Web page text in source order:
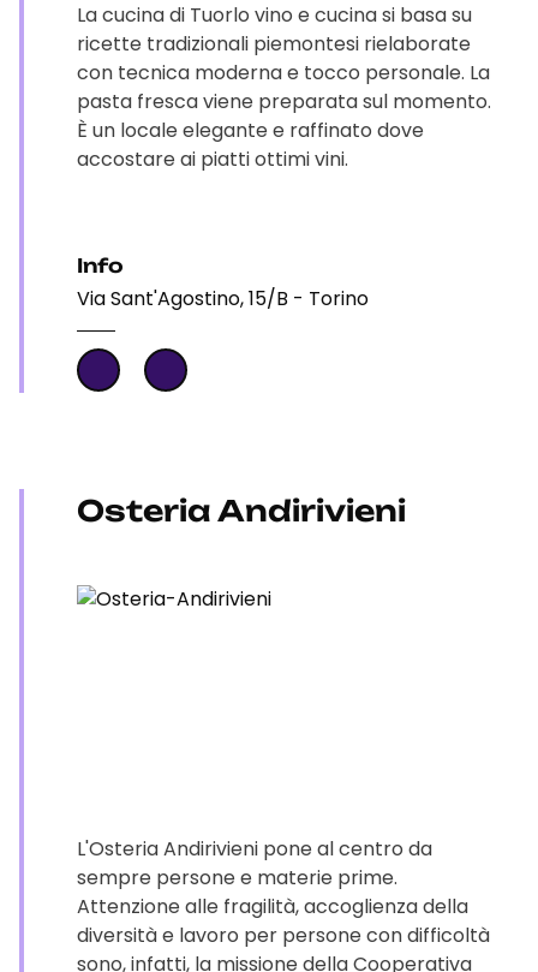
La cucina di Tuorlo vino e cucina si basa su
ricette tradizionali piemontesi rielaborate
con tecnica moderna e tocco personale. La
pasta fresca viene preparata sul momento.
È un locale elegante e raffinato dove
accostare ai piatti ottimi vini.
Info
Via Sant'Agostino, 15/B - Torino
Osteria Andirivieni
L'Osteria Andirivieni pone al centro da
sempre persone e materie prime.
Attenzione alle fragilità, accoglienza della
diversità e lavoro per persone con difficoltà
sono, infatti, la missione della Cooperativa